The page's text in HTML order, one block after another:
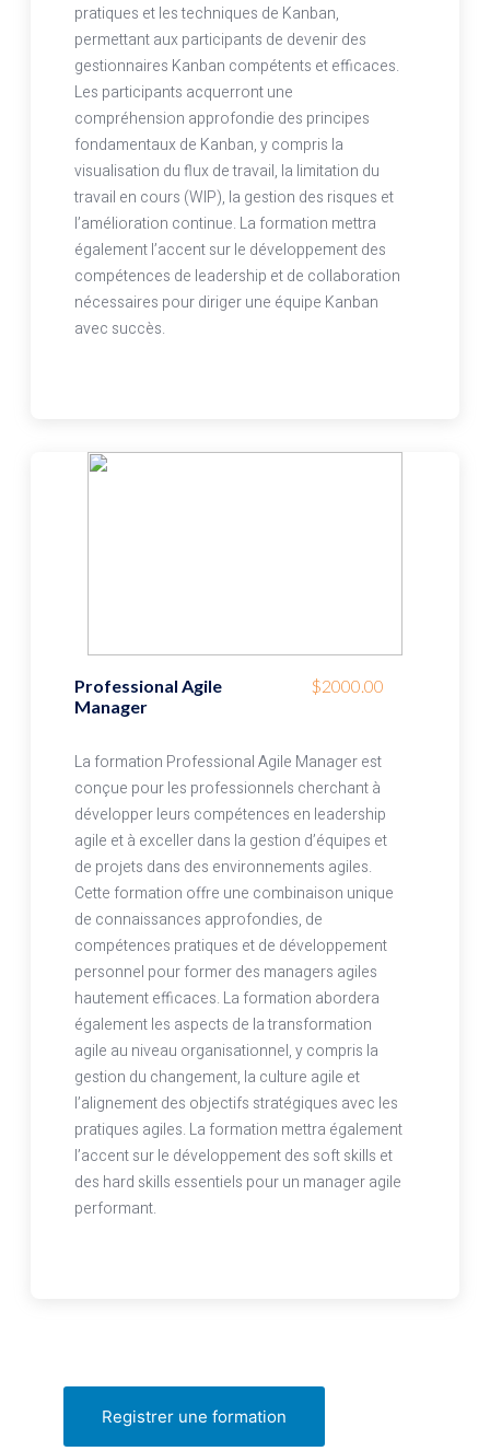
pratiques et les techniques de Kanban,
permettant aux participants de devenir des
gestionnaires Kanban compétents et efficaces.
Les participants acquerront une
compréhension approfondie des principes
fondamentaux de Kanban, y compris la
visualisation du flux de travail, la limitation du
travail en cours (WIP), la gestion des risques et
l’amélioration continue. La formation mettra
également l’accent sur le développement des
compétences de leadership et de collaboration
nécessaires pour diriger une équipe Kanban
avec succès.
Professional Agile
Manager
$2000.00
La formation Professional Agile Manager est
conçue pour les professionnels cherchant à
développer leurs compétences en leadership
agile et à exceller dans la gestion d’équipes et
de projets dans des environnements agiles.
Cette formation offre une combinaison unique
de connaissances approfondies, de
compétences pratiques et de développement
personnel pour former des managers agiles
hautement efficaces. La formation abordera
également les aspects de la transformation
agile au niveau organisationnel, y compris la
gestion du changement, la culture agile et
l’alignement des objectifs stratégiques avec les
pratiques agiles. La formation mettra également
l’accent sur le développement des soft skills et
des hard skills essentiels pour un manager agile
performant.
Registrer une formation